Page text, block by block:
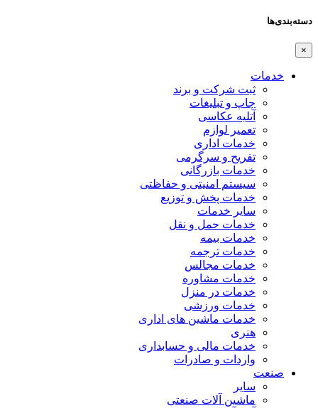
دسته‌بندی‌ها
×
خدمات
ثبت شرکت و برند
چاپ و تبلیغات
آتلیه عکاسی
تعمیر لوازم
خدمات اداری
تفریح و سرگرمی
خدمات بازرگانی
سیستم امنیتی و حفاظتی
خدمات پخش و توزیع
سایر خدمات
خدمات حمل و نقل
خدمات بیمه
خدمات ترجمه
خدمات مجالس
خدمات مشاوره
خدمات در منزل
خدمات ورزشی
خدمات ماشین های اداری
هنری
خدمات مالی و حسابداری
واردات و صادرات
صنعت
سایر
ماشین آلات صنعتی